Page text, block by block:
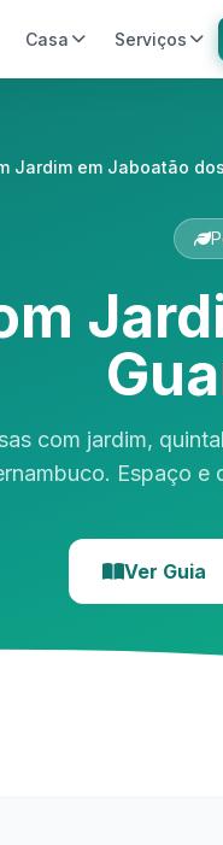
Casa Serviços
Jardim em Jaboatão
com jardim,
Espaço e
Ver Guia